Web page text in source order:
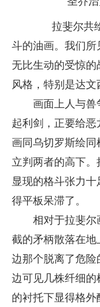
拉斐尔共绘
斗的油画。我们
无比生动的受惊
风格，特别是达文
画面上人与兽
起利剑，正要给
画同乌切罗斯绘
立判两者的高下
显现的格斗张力
得平板呆滞了。
相对于拉斐尔
截的矛柄散落在
边那个脱离了危
边可见几株纤细
的衬托下显得格外